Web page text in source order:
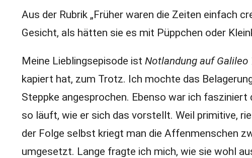
Aus der Rubrik „Früher waren die Zeiten einfach
Gesicht, als hätten sie es mit Püppchen oder
Meine Lieblingsepisode ist Notlandung auf Galileo
kapiert hat, zum Trotz. Ich mochte das
Steppke angesprochen. Ebenso war ich
so läuft, wie er sich das vorstellt. Weil primitive,
der Folge selbst kriegt man die Affenmenschen
umgesetzt. Lange fragte ich mich, wie sie wohl